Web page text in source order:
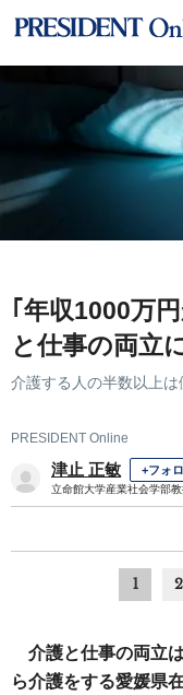
｢年収1000万
と仕事の両立
介護する人の半数以上は
PRESIDENT Online
津止 正敏 +フォ
立命館大学産業社会学部
1 2
介護と仕事の両立
ら介護をする愛媛県